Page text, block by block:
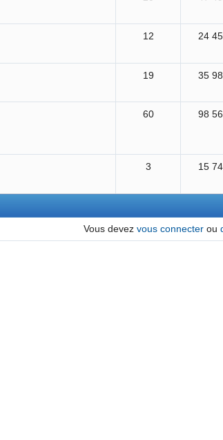
12 24
19 35
60 98
3 15
Vous devez vous connecterou